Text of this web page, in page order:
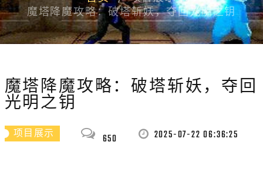
魔塔降魔攻略：破塔斩妖，夺回光明之钥
魔塔降魔攻略：破塔斩妖，夺回
光明之钥
项目展示 650 2025-07-22 06:36:25